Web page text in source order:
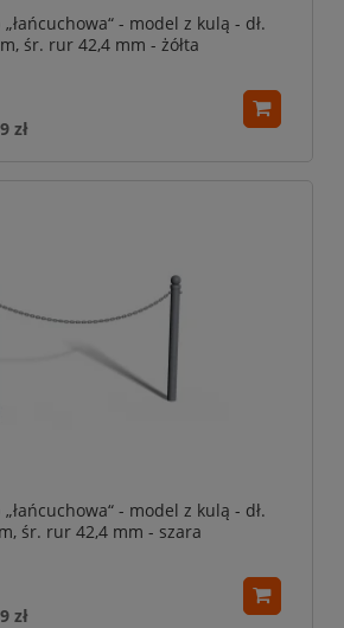
- model z kulą - dł.
śr. rur 42,4 mm - żółta
zł
- model z kulą - dł.
śr. rur 42,4 mm - szara
zł